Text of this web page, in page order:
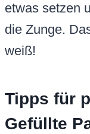
etwas setzen
die Zunge.
weiß!
Tipps für
Gefüllte